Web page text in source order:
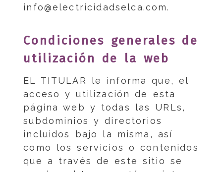
info@electricidadselca.com.
Condiciones generales de
utilización de la web
EL TITULAR le informa que, el
acceso y utilización de esta
página web y todas las URLs,
subdominios y directorios
incluidos bajo la misma, así
como los servicios o contenidos
que a través de este sitio se